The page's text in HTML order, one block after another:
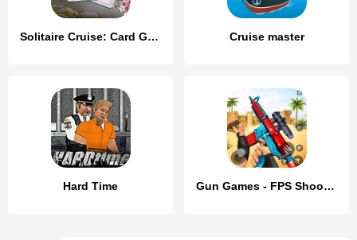
Solitaire Cruise: Card Games Cruise master
Hard Time Gun Games - FPS Shooting Games